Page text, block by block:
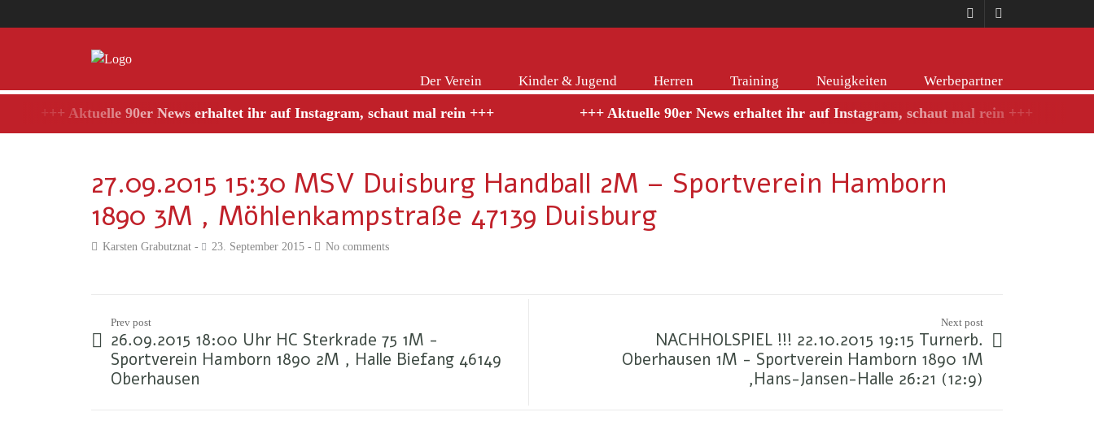
Der Verein Kinder & Jugend Herren Training Neuigkeiten Werbepartner
+++ Aktuelle 90er News erhaltet ihr auf Instagram, schaut mal rein +++ +++ Aktuelle 90er News erhaltet ihr auf Instagram, schaut mal rein +++
27.09.2015 15:30 MSV Duisburg Handball 2M – Sportverein Hamborn
1890 3M , Möhlenkampstraße 47139 Duisburg
Karsten Grabutznat 23. September 2015 No comments
Prev post
26.09.2015 18:00 Uhr HC Sterkrade 75 1M -
Sportverein Hamborn 1890 2M , Halle Biefang 46149
Oberhausen
Next post
NACHHOLSPIEL !!! 22.10.2015 19:15 Turnerb.
Oberhausen 1M - Sportverein Hamborn 1890 1M
,Hans-Jansen-Halle 26:21 (12:9)